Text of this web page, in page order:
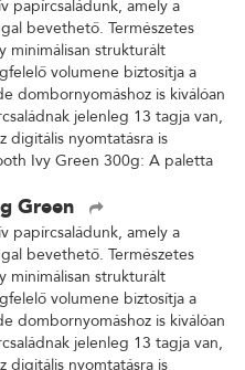
papírcsaládunk, amely a
bevethető. Természetes
minimálisan strukturált
volumene biztosítja a
dombornyomáshoz is kiválóan
jelenleg 13 tagja van,
digitális nyomtatásra is
Ivy Green 300g: A paletta
Green
papírcsaládunk, amely a
bevethető. Természetes
minimálisan strukturált
volumene biztosítja a
dombornyomáshoz is kiválóan
jelenleg 13 tagja van,
digitális nyomtatásra is